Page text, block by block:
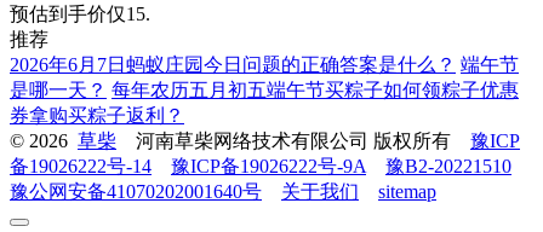
预估到手价仅15.
推荐
2026年6月7日蚂蚁庄园今日问题的正确答案是什么？ 端午节
是哪一天？ 每年农历五月初五端午节买粽子如何领粽子优惠
券拿购买粽子返利？
© 2026 草柴 河南草柴网络技术有限公司 版权所有 豫ICP
备19026222号-14
豫ICP备19026222号-9A
豫B2-20221510
豫公网安备41070202001640号
关于我们 sitemap